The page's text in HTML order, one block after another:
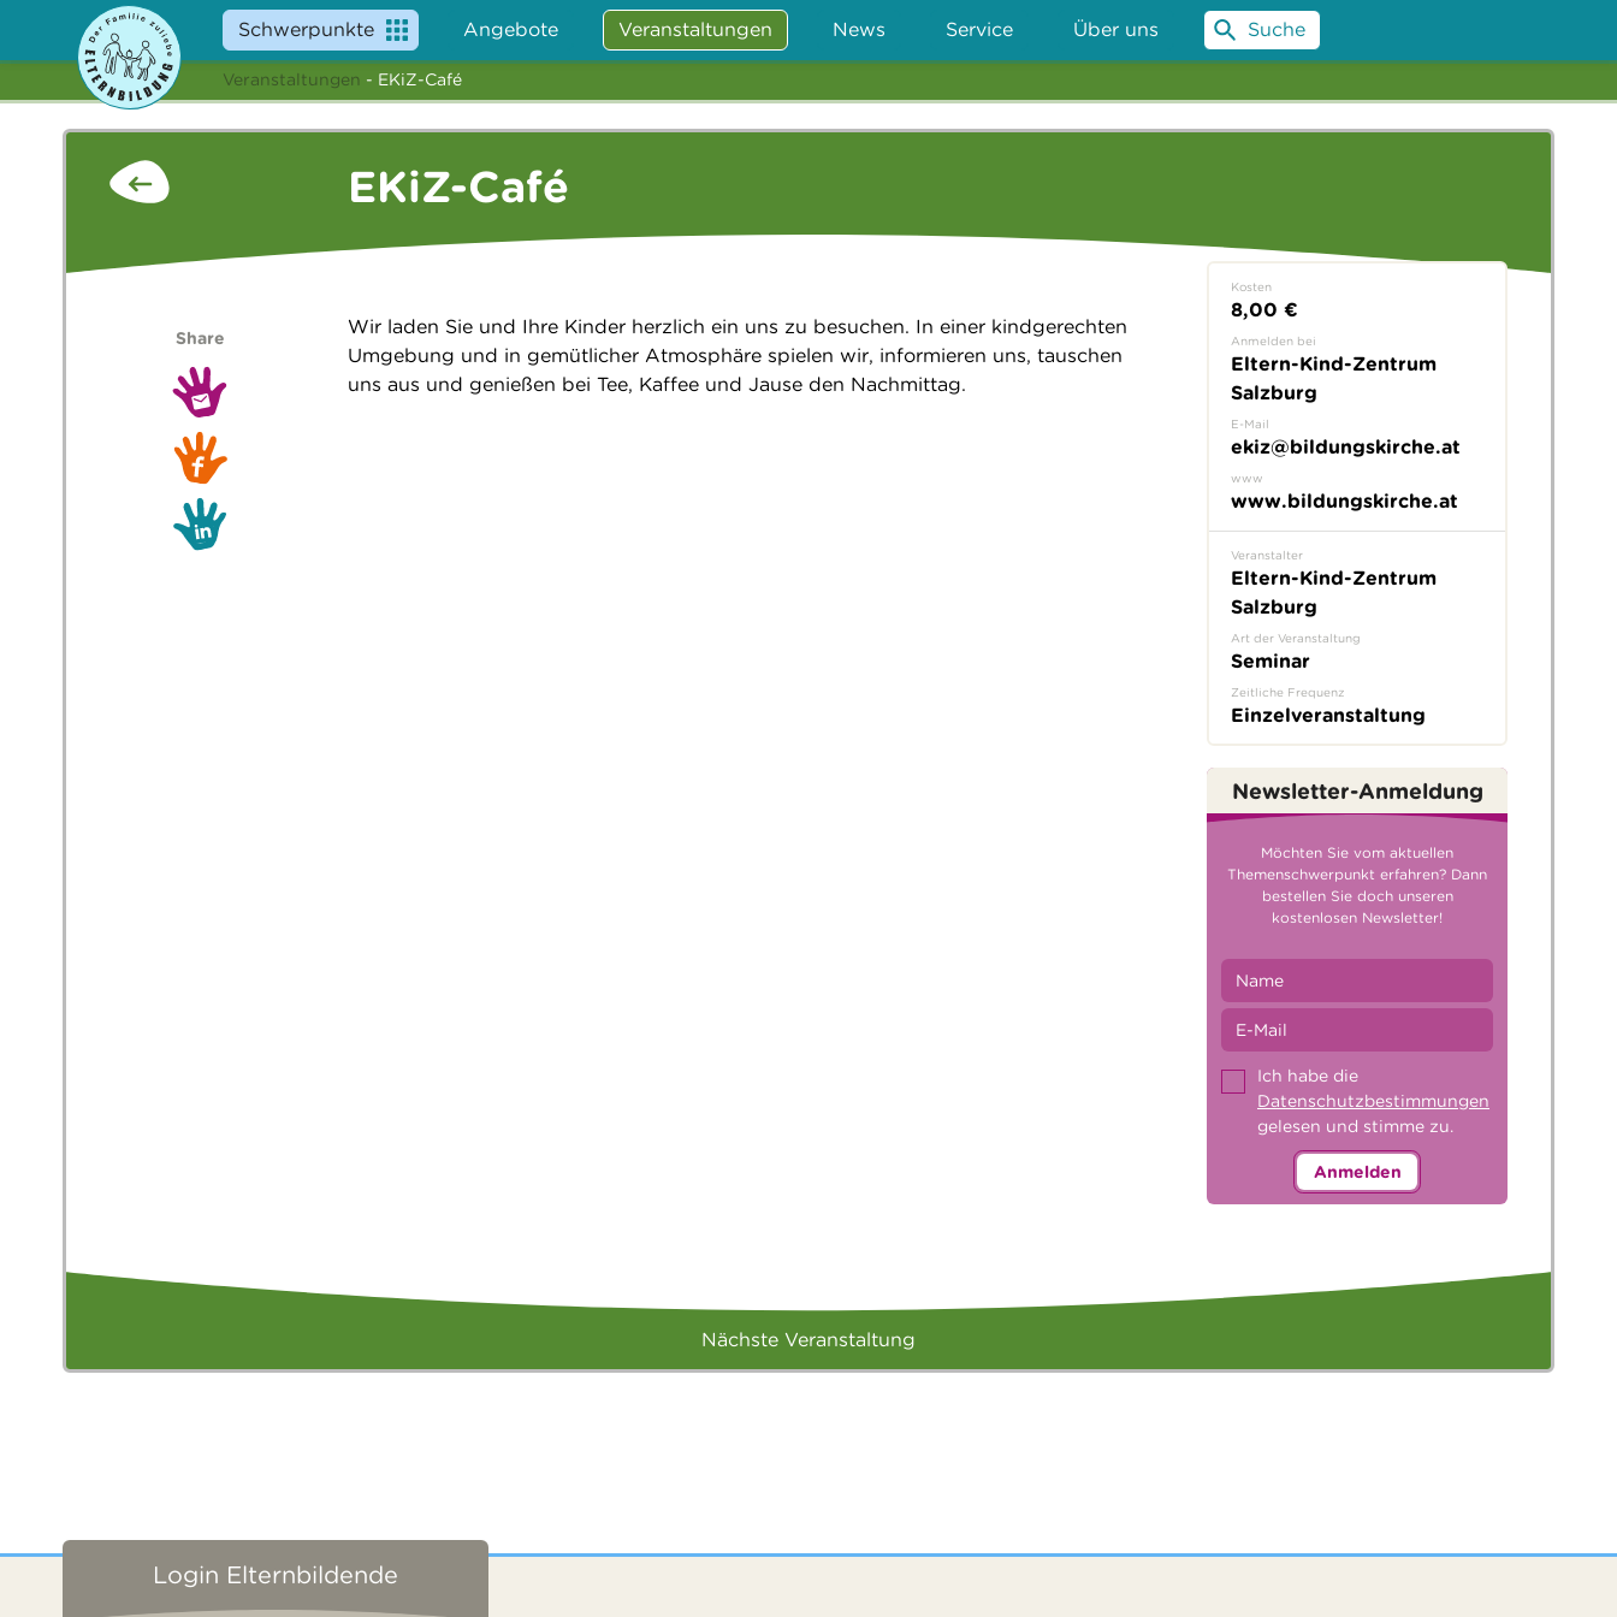
Schwerpunkte Angebote Veranstaltungen News Service Über uns Suche
Veranstaltungen - EKiZ-Café
EKiZ-Café
Wir laden Sie und Ihre Kinder herzlich ein uns zu besuchen. In einer kindgerechten
Umgebung und in gemütlicher Atmosphäre spielen wir, informieren uns, tauschen
uns aus und genießen bei Tee, Kaffee und Jause den Nachmittag.
Share
Kosten
8,00 €
Anmelden bei
Eltern-Kind-Zentrum
Salzburg
E-Mail
ekiz@bildungskirche.at
www
www.bildungskirche.at
Veranstalter
Eltern-Kind-Zentrum
Salzburg
Art der Veranstaltung
Seminar
Zeitliche Frequenz
Einzelveranstaltung
Newsletter-Anmeldung
Möchten Sie vom aktuellen
Themenschwerpunkt erfahren? Dann
bestellen Sie doch unseren
kostenlosen Newsletter!
Ich habe die
Datenschutzbestimmungen
gelesen und stimme zu.
Anmelden
Nächste Veranstaltung
Login Elternbildende